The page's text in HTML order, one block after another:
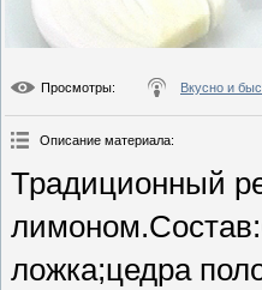
Просмотры: Вкусно и
Описание материала:
Традиционный
ложка;цедра